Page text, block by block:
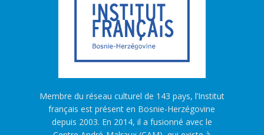
Membre du réseau culturel de 143 pays, l’Institut
français est présent en Bosnie-Herzégovine
depuis 2003. En 2014, il a fusionné avec le